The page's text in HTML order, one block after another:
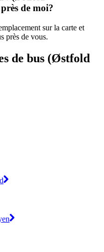
de moi?
sur la carte et
près de vous.
de bus (Østfold